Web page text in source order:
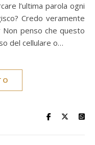
l’ultima parola ogni
Credo veramente
penso che questo
del cellulare o…